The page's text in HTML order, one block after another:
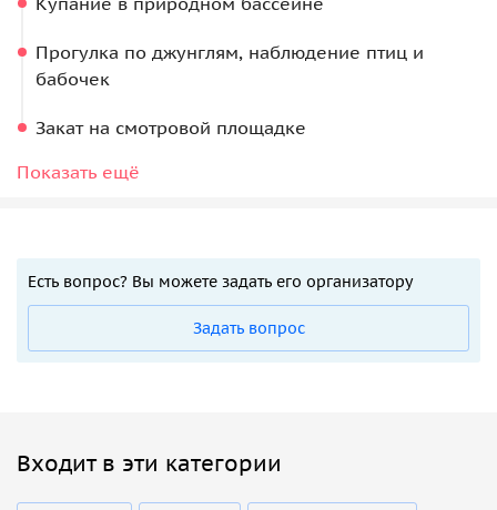
Прогулка по джунглям, наблюдение птиц и
бабочек
Закат на смотровой площадке
Ужин
Показать ещё
Есть вопрос? Вы можете задать его организатору
Задать вопрос
Входит в эти категории